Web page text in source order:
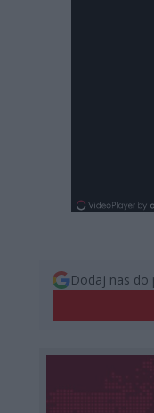
Dodaj nas do